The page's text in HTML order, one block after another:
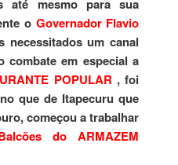
até mesmo para sua
o Governador Flavio
necessitados um canal
em especial a
POPULAR , foi
que de Itapecuru que
começou a trabalhar
do ARMAZEM